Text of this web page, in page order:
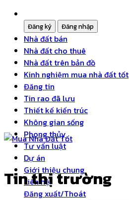
Nhà đất bán
Nhà đất cho thuê
Nhà đất trên bản đồ
Kinh nghiệm mua nhà đất tốt
Đăng tin
Tin rao đã lưu
Thiết kế kiến trúc
Không gian sống
Phong thủy
Tư vấn luật
Dự án
Giới thiệu chung
Liên hệ
Đăng xuất/Thoát
Tin thị trường